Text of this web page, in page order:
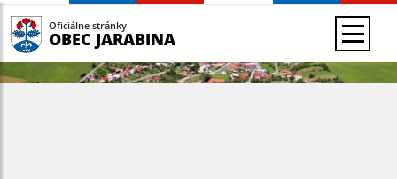
Oficiálne stránky
OBEC JARABINA